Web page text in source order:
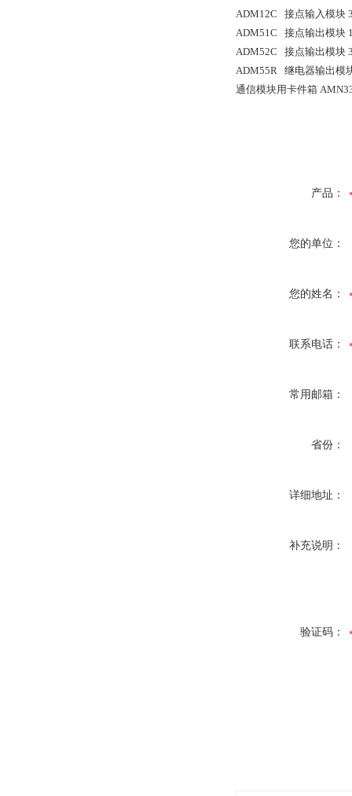
ADM12C 接点输入模块
ADM51C 接点输出模块
ADM52C 接点输出模块
ADM55R 继电器输出模
通信模块用卡件箱
产品：
您的单位：
您的姓名：
联系电话：
常用邮箱：
省份：
详细地址：
补充说明：
验证码：